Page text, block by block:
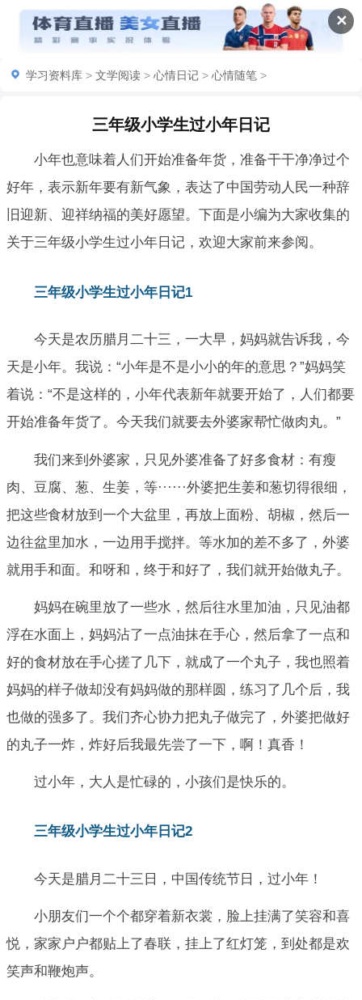
✕
学习资料库 > 文学阅读 > 心情日记 > 心情随笔 >
三年级小学生过小年日记
小年也意味着人们开始准备年货，准备干干净净过个
好年，表示新年要有新气象，表达了中国劳动人民一种辞
旧迎新、迎祥纳福的美好愿望。下面是小编为大家收集的
关于三年级小学生过小年日记，欢迎大家前来参阅。
三年级小学生过小年日记1
今天是农历腊月二十三，一大早，妈妈就告诉我，今
天是小年。我说：“小年是不是小小的年的意思？”妈妈笑
着说：“不是这样的，小年代表新年就要开始了，人们都要
开始准备年货了。今天我们就要去外婆家帮忙做肉丸。”
我们来到外婆家，只见外婆准备了好多食材：有瘦
肉、豆腐、葱、生姜，等······外婆把生姜和葱切得很细，
把这些食材放到一个大盆里，再放上面粉、胡椒，然后一
边往盆里加水，一边用手搅拌。等水加的差不多了，外婆
就用手和面。和呀和，终于和好了，我们就开始做丸子。
妈妈在碗里放了一些水，然后往水里加油，只见油都
浮在水面上，妈妈沾了一点油抹在手心，然后拿了一点和
好的食材放在手心搓了几下，就成了一个丸子，我也照着
妈妈的样子做却没有妈妈做的那样圆，练习了几个后，我
也做的强多了。我们齐心协力把丸子做完了，外婆把做好
的丸子一炸，炸好后我最先尝了一下，啊！真香！
过小年，大人是忙碌的，小孩们是快乐的。
三年级小学生过小年日记2
今天是腊月二十三日，中国传统节日，过小年！
小朋友们一个个都穿着新衣裳，脸上挂满了笑容和喜
悦，家家户户都贴上了春联，挂上了红灯笼，到处都是欢
笑声和鞭炮声。